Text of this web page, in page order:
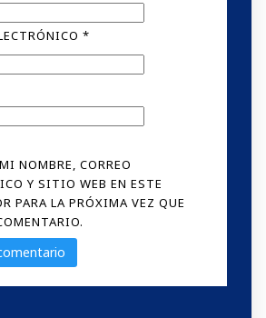
*
NOMBRE, CORREO
Y SITIO WEB EN ESTE
PARA LA PRÓXIMA VEZ QUE